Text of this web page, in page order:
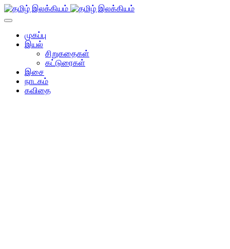
முகப்பு
இயல்
சிறுகதைகள்
கட்டுரைகள்
இசை
நாடகம்
கவிதை